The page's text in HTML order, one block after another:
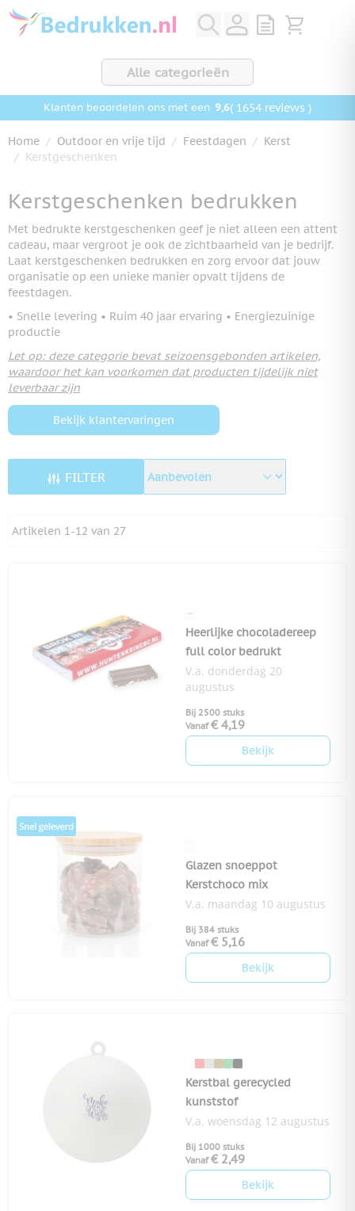
Ga naar de inhoud
View quote,
Bekijk
Alle categorieën
Klanten beoordelen ons met een 9,6( 1654 reviews )
Home / Outdoor en vrije tijd / Feestdagen / Kerst
/ Kerstgeschenken
Kerstgeschenken bedrukken
Met bedrukte kerstgeschenken geef je niet alleen een attent
cadeau, maar vergroot je ook de zichtbaarheid van je bedrijf.
Laat kerstgeschenken bedrukken en zorg ervoor dat jouw
organisatie op een unieke manier opvalt tijdens de
feestdagen.
• Snelle levering • Ruim 40 jaar ervaring • Energiezuinige
productie
Let op: deze categorie bevat seizoensgebonden artikelen,
waardoor het kan voorkomen dat producten tijdelijk niet
leverbaar zijn
Bekijk klantervaringen
FILTER
Artikelen 1-12 van 27
Heerlijke chocoladereep
full color bedrukt
V.a. donderdag 20
augustus
Bij 2500 stuks
Vanaf € 4,19
Bekijk
Glazen snoeppot
Kerstchoco mix
V.a. maandag 10 augustus
Bij 384 stuks
Vanaf € 5,16
Bekijk
Kerstbal gerecycled
kunststof
V.a. woensdag 12 augustus
Bij 1000 stuks
Vanaf € 2,49
Bekijk